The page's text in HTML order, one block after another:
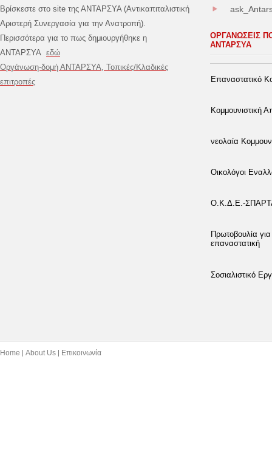
Βρίσκεστε στο site της ΑΝΤΑΡΣΥΑ (Αντικαπιταλιστική
Αριστερή Συνεργασία για την Ανατροπή).
Περισσότερα για το πως δημιουργήθηκε η
ΑΝΤΑΡΣΥΑ εδώ
Οργάνωση-δομή ΑΝΤΑΡΣΥΑ, Τοπικές/Κλαδικές
επιτροπές
ΟΡΓΑΝΩΣΕΙΣ
ΑΝΤΑΡΣΥΑ
Επαναστατικό
Κομμουνιστική
νεολαία
Οικολόγοι
Ο.Κ.Δ.Ε.-
Πρωτοβουλία
επαναστατική
Σοσιαλιστικό
Home About Us Επικοινωνία